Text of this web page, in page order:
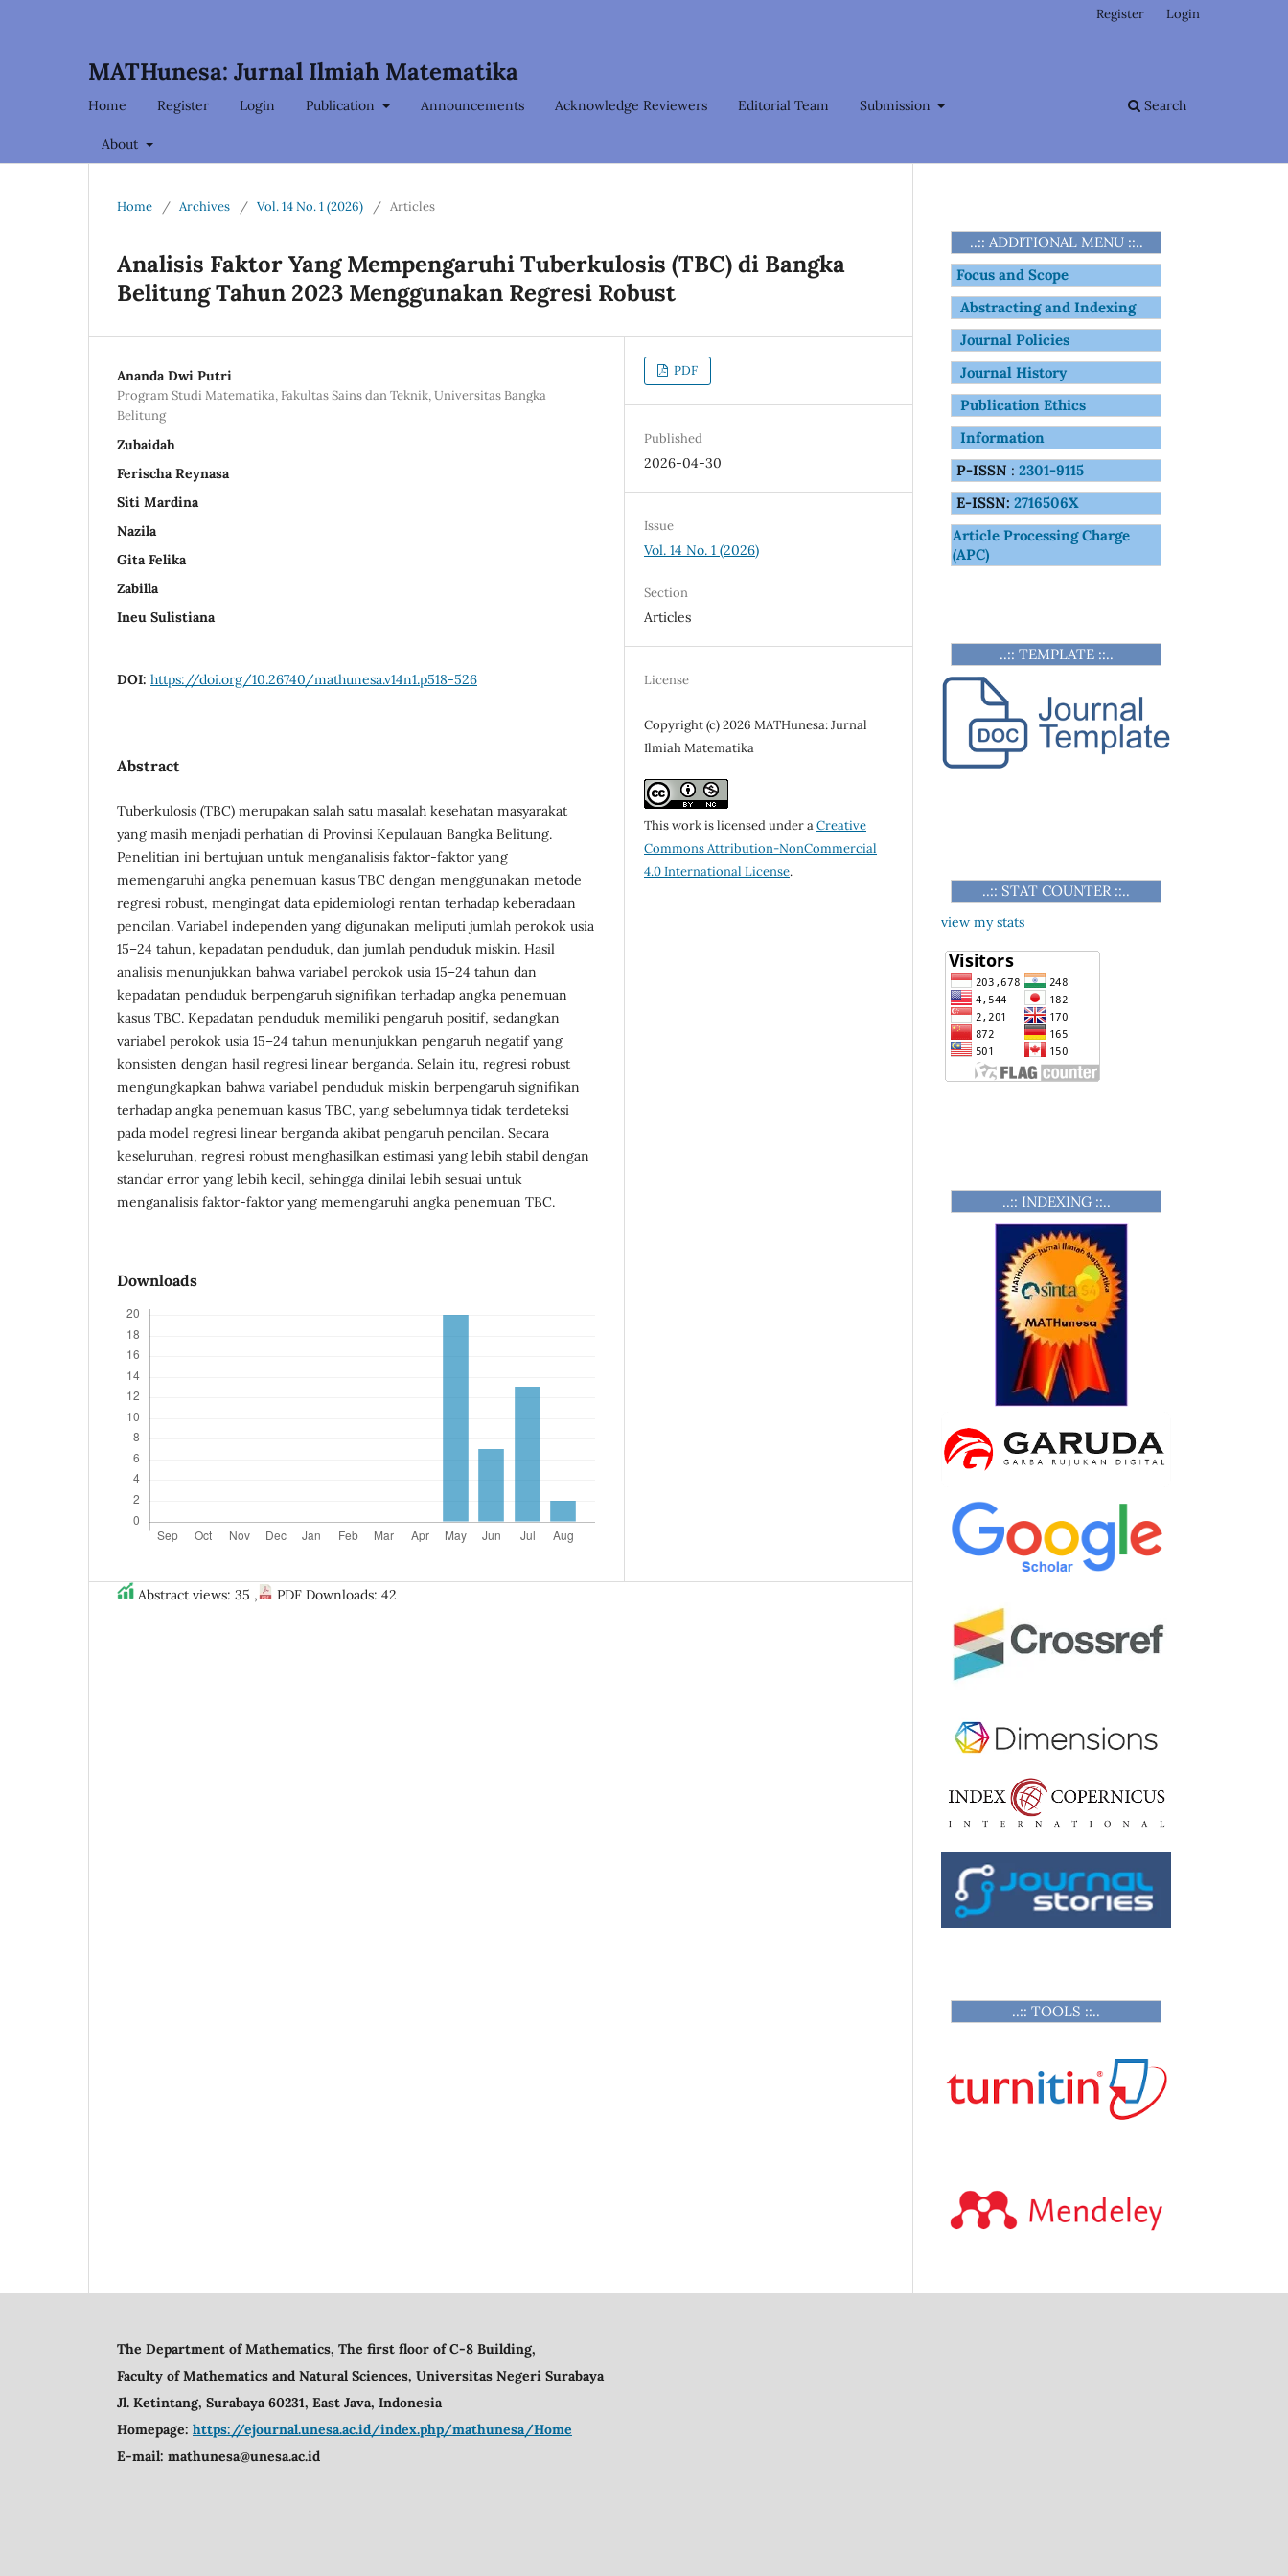
MATHunesa: Jurnal Ilmiah Matematika
Home Register Login Publication Announcements Acknowledge Reviewers Editorial Team Submission
About
Search
Register Login
Home / Archives / Vol. 14 No. 1 (2026) / Articles
Analisis Faktor Yang Mempengaruhi Tuberkulosis (TBC) di Bangka
Belitung Tahun 2023 Menggunakan Regresi Robust
Ananda Dwi Putri
Program Studi Matematika, Fakultas Sains dan Teknik, Universitas Bangka
Belitung
Zubaidah
Ferischa Reynasa
Siti Mardina
Nazila
Gita Felika
Zabilla
Ineu Sulistiana
DOI: https://doi.org/10.26740/mathunesa.v14n1.p518-526
Abstract
Tuberkulosis (TBC) merupakan salah satu masalah kesehatan masyarakat
yang masih menjadi perhatian di Provinsi Kepulauan Bangka Belitung.
Penelitian ini bertujuan untuk menganalisis faktor-faktor yang
memengaruhi angka penemuan kasus TBC dengan menggunakan metode
regresi robust, mengingat data epidemiologi rentan terhadap keberadaan
pencilan. Variabel independen yang digunakan meliputi jumlah perokok usia
15–24 tahun, kepadatan penduduk, dan jumlah penduduk miskin. Hasil
analisis menunjukkan bahwa variabel perokok usia 15–24 tahun dan
kepadatan penduduk berpengaruh signifikan terhadap angka penemuan
kasus TBC. Kepadatan penduduk memiliki pengaruh positif, sedangkan
variabel perokok usia 15–24 tahun menunjukkan pengaruh negatif yang
konsisten dengan hasil regresi linear berganda. Selain itu, regresi robust
mengungkapkan bahwa variabel penduduk miskin berpengaruh signifikan
terhadap angka penemuan kasus TBC, yang sebelumnya tidak terdeteksi
pada model regresi linear berganda akibat pengaruh pencilan. Secara
keseluruhan, regresi robust menghasilkan estimasi yang lebih stabil dengan
standar error yang lebih kecil, sehingga dinilai lebih sesuai untuk
menganalisis faktor-faktor yang memengaruhi angka penemuan TBC.
Downloads
PDF
Published
2026-04-30
Issue
Vol. 14 No. 1 (2026)
Section
Articles
License
Copyright (c) 2026 MATHunesa: Jurnal
Ilmiah Matematika
This work is licensed under aCreative
Commons Attribution-NonCommercial
4.0 International License.
Abstract views: 35 , PDF Downloads: 42
..:: ADDITIONAL MENU ::..
Focus and Scope
Abstracting and Indexing
Journal Policies
Journal History
Publication Ethics
Information
P-ISSN : 2301-9115
E-ISSN: 2716506X
Article Processing Charge
(APC)
..:: TEMPLATE ::..
..:: STAT COUNTER ::..
view my stats
..:: INDEXING ::..
..:: TOOLS ::..
The Department of Mathematics, The first floor of C-8 Building,
Faculty of Mathematics and Natural Sciences, Universitas Negeri Surabaya
Jl. Ketintang, Surabaya 60231, East Java, Indonesia
Homepage: https://ejournal.unesa.ac.id/index.php/mathunesa/Home
E-mail: mathunesa@unesa.ac.id